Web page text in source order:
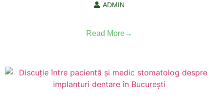
ADMIN
Read More